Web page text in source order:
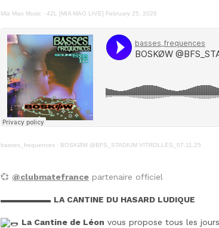
Mia Mao Music · 42L [MIA MAO LIVE] February 25, 2026
basses_frequences · BOSKØW @BFS_STADIUM VITROLLES_07.11.25
💞 @clubmatefrance partenaire officiel
▬▬▬▬▬▬ LA CANTINE DU HASARD LUDIQUE
La Cantine de Léon vous propose tous les